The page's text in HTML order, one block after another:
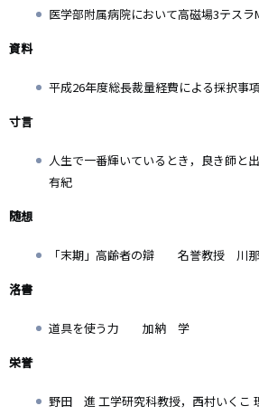
医学部附属病院において高磁場3テス
資料
平成26年度総長裁量経費による採択事
寸言
人生で一番輝いているとき，良き師
有紀
随想
「末期」高齢者の辯 名誉教授 川
洛書
道具を使う力 加納 学
栄誉
野田 進 工学研究科教授，西村いくこ